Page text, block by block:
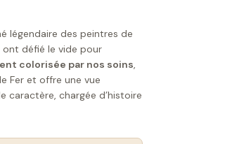
légendaire des peintres de
ont défié le vide pour
colorisée par nos soins,
Fer et offre une vue
caractère, chargée d’histoire